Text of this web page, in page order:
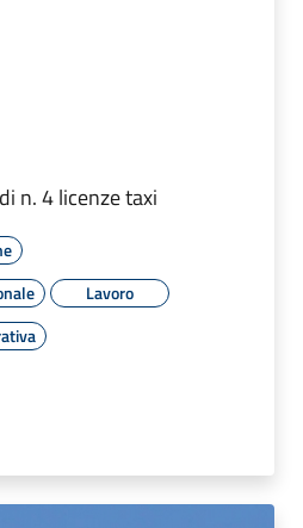
n. 4 licenze taxi
Lavoro